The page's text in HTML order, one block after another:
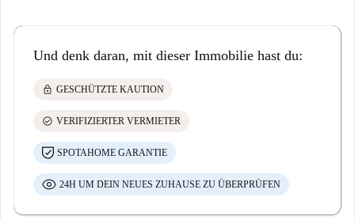
Und denk daran, mit dieser Immobilie hast du:
lock GESCHÜTZTE KAUTION
check_circle VERIFIZIERTER VERMIETER
SPOTAHOME GARANTIE
24H UM DEIN NEUES ZUHAUSE ZU ÜBERPRÜFEN